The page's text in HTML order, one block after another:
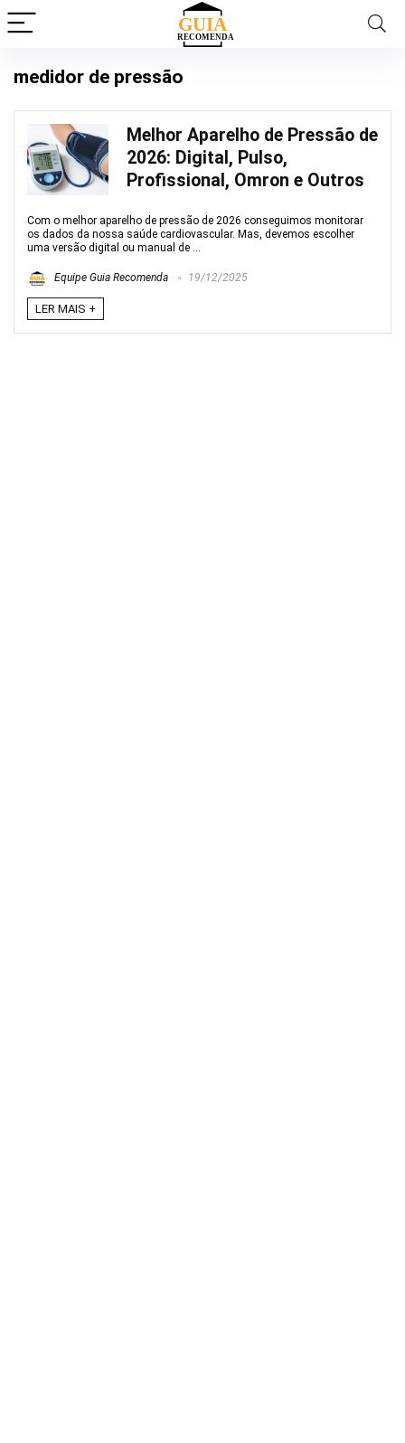
medidor de pressão
Melhor Aparelho de Pressão de
2026: Digital, Pulso,
Profissional, Omron e Outros
Com o melhor aparelho de pressão de 2026 conseguimos monitorar
os dados da nossa saúde cardiovascular. Mas, devemos escolher
uma versão digital ou manual de ...
Equipe Guia Recomenda 19/12/2025
LER MAIS +